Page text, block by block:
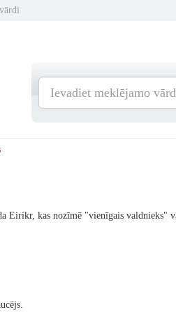
Eiríkr, kas nozīmē "vienīgais valdnieks"